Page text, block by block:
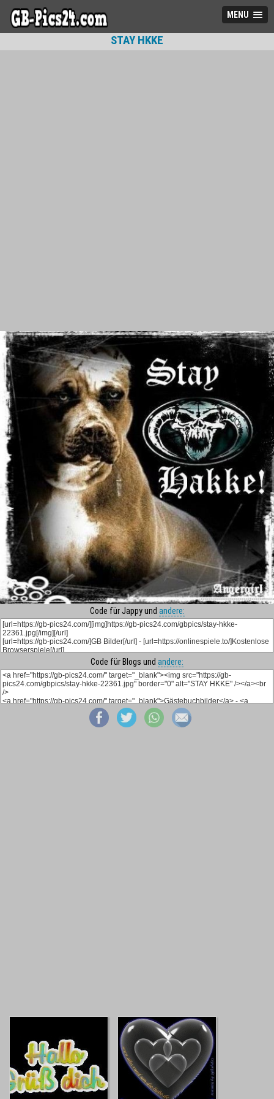
MENU
STAY HKKE
Code für Jappy und andere:
Code für Blogs und andere: